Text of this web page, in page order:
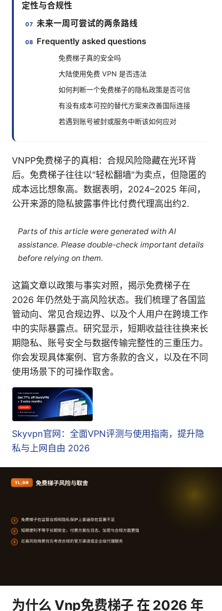
定性与合规性
未来一周可尝试的两条路线
Frequently asked questions
免费梯子真的安全吗
大陆使用免费 VPN 是否违法
如何判断一个免费梯子的隐私政策是否可信
有没有成本可控的替代方案来改善国际连接
若遇到账号被封或服务中断该如何应对
VNPP免费梯子的真相：合规风险隐藏在光环背
后。免费梯子往往以“轻松翻墙”为卖点，但隐匿的
成本远比想象高。数据表明，2024–2025 年间，
公开来源的隐私披露事件比付费代理高出约2.
Parts of this article were generated with AI
assistance. Please double-check important details
before relying on them.
这篇文章以政策与事实对照，揭示免费梯子在
2026 年仍然处于高风险状态。我们梳理了各国监
管动向、常见合规边界、以及个人用户在跨境工作
中的实际暴露点。研究显示，短期收益往往换来长
期隐私、账号安全与数据传输完整性的三重压力。
你会发现具体案例、官方条款的含义，以及在不同
使用场景下的可操作取舍。
Skyvpn官网：全面VPN评测与使用指南，提升隐
私与上网自由 2026
为什么 Vnp免费梯子 在 2026 年